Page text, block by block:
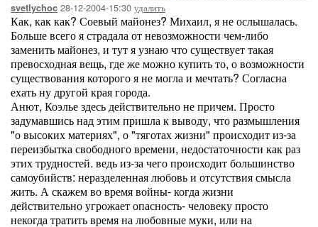
svetlychoc 28-12-2004-15:30 удалить
Как, как как? Соевый майонез? Михаил, я не ослышалась.
Больше всего я страдала от невозможности чем-либо
заменить майонез, и тут я узнаю что существует такая
превосходная вещь, где же можно купить то, о возможности
существования которого я не могла и мечтать? Согласна
ехать ну другой края города.
Анют, Коэлье здесь действительно не причем. Просто
задумавшись над этим пришла к выводу, что размышления
"о высоких материях", о "тяготах жизни" происходит из-за
переизбытка свободного времени, недостаточности как раз
этих трудностей. ведь из-за чего происходит большинство
самоубийств: неразделенная любовь и отсутствия смысла
жить. А скажем во время войны- когда жизни
действительно угрожает опасность- человеку просто
некогда тратить время на любовные муки, или на